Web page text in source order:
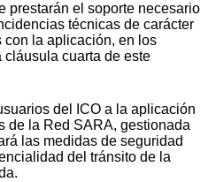
el soporte necesario
técnicas de carácter
con la aplicación, en los
cuarta de este
del ICO a la aplicación
de la Red SARA, gestionada
las medidas de seguridad
del tránsito de la